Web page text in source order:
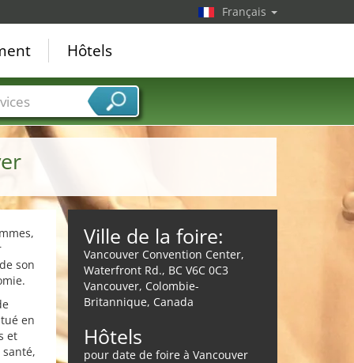
son
en
et
Ville de la foire:
Vancouver Convention Center,
Waterfront Rd., BC V6C 0C3
Vancouver, Colombie-
Britannique, Canada
Hôtels
pour date de foire à Vancouver
Français
Hôtels